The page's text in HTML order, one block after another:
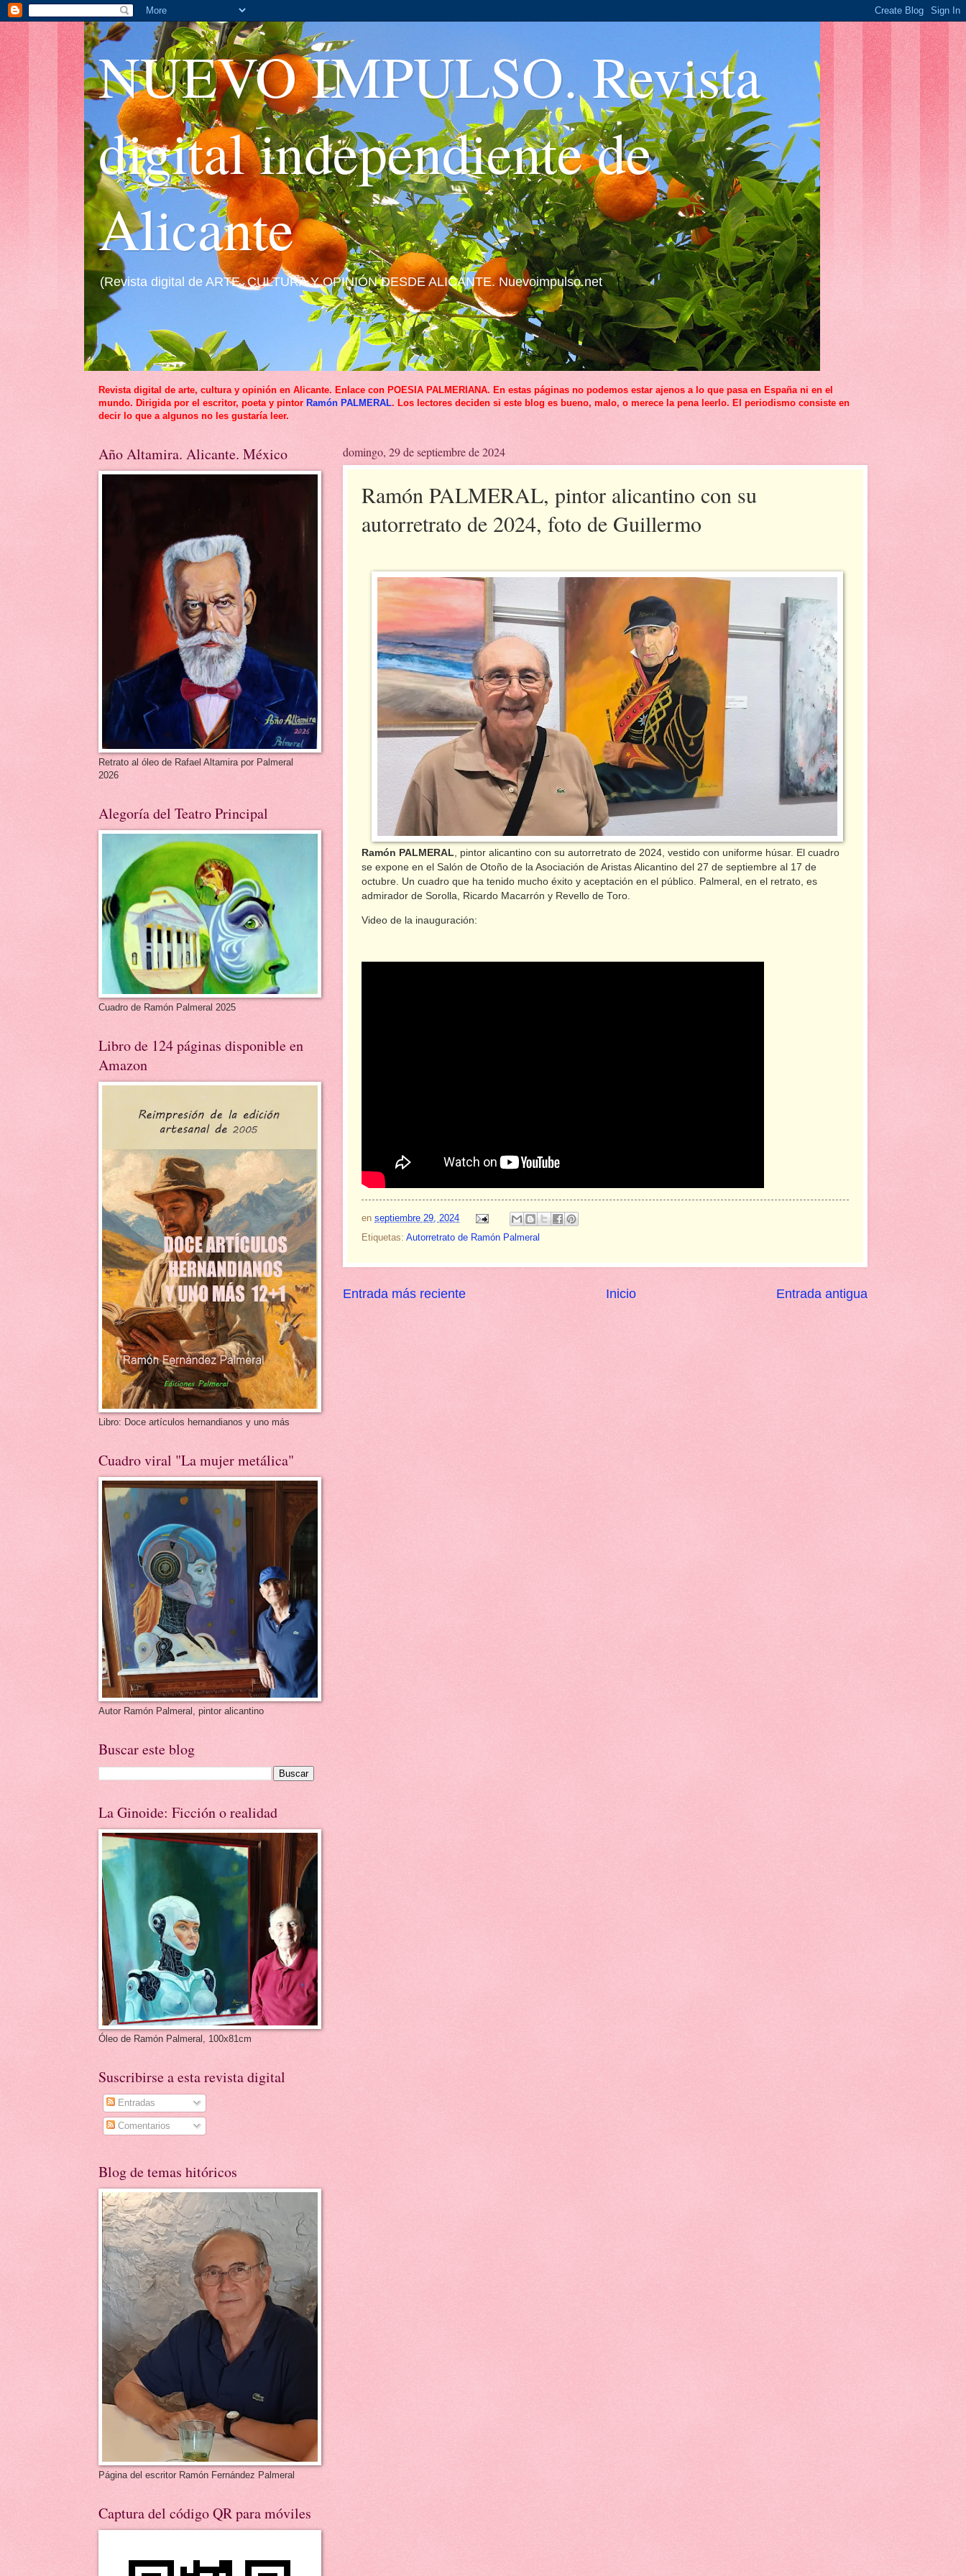
NUEVO IMPULSO. Revista
digital independiente de
Alicante
(Revista digital de ARTE, CULTURA Y OPINIÓN DESDE ALICANTE. Nuevoimpulso.net
Revista digital de arte, cultura y opinión en Alicante. Enlace con POESIA PALMERIANA. En estas páginas no podemos estar ajenos a lo que pasa en España ni en el
mundo. Dirigida por el escritor, poeta y pintor Ramón PALMERAL. Los lectores deciden si este blog es bueno, malo, o merece la pena leerlo. El periodismo consiste en
decir lo que a algunos no les gustaría leer.
domingo, 29 de septiembre de 2024
Ramón PALMERAL, pintor alicantino con su
autorretrato de 2024, foto de Guillermo
Ramón PALMERAL, pintor alicantino con su autorretrato de 2024, vestido con uniforme húsar. El cuadro
se expone en el Salón de Otoño de la Asociación de Aristas Alicantino del 27 de septiembre al 17 de
octubre. Un cuadro que ha tenido mucho éxito y aceptación en el público. Palmeral, en el retrato, es
admirador de Sorolla, Ricardo Macarrón y Revello de Toro.
Video de la inauguración:
en septiembre 29, 2024
Etiquetas: Autorretrato de Ramón Palmeral
Entrada más reciente Entrada antigua
Inicio
Año Altamira. Alicante. México
Retrato al óleo de Rafael Altamira por Palmeral
2026
Alegoría del Teatro Principal
Cuadro de Ramón Palmeral 2025
Libro de 124 páginas disponible en
Amazon
Libro: Doce artículos hernandianos y uno más
Cuadro viral "La mujer metálica"
Autor Ramón Palmeral, pintor alicantino
Buscar este blog
La Ginoide: Ficción o realidad
Óleo de Ramón Palmeral, 100x81cm
Suscribirse a esta revista digital
Entradas
Comentarios
Blog de temas hitóricos
Página del escritor Ramón Fernández Palmeral
Captura del código QR para móviles